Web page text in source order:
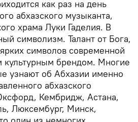
как раз на день
абхазского музыканта,
храма Луки Гаделия. В
символизм. Талант от Бога,
символов современной
культурным брендом. Многие
узнают об Абхазии именно
абхазского
Кембридж, Астана,
Люксембург, Минск,